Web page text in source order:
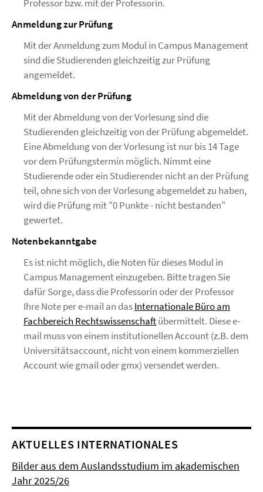
Professor bzw. mit der Professorin.
Anmeldung zur Prüfung
Mit der Anmeldung zum Modul in Campus Management
sind die Studierenden gleichzeitig zur Prüfung
angemeldet.
Abmeldung von der Prüfung
Mit der Abmeldung von der Vorlesung sind die
Studierenden gleichzeitig von der Prüfung abgemeldet.
Eine Abmeldung von der Vorlesung ist nur bis 14 Tage
vor dem Prüfungstermin möglich. Nimmt eine
Studierende oder ein Studierender nicht an der Prüfung
teil, ohne sich von der Vorlesung abgemeldet zu haben,
wird die Prüfung mit "0 Punkte - nicht bestanden"
gewertet.
Notenbekanntgabe
Es ist nicht möglich, die Noten für dieses Modul in
Campus Management einzugeben. Bitte tragen Sie
dafür Sorge, dass die Professorin oder der Professor
Ihre Note per e-mail an dasInternationale Büro am
Fachbereich Rechtswissenschaftübermittelt. Diese e-
mail muss von einem institutionellen Account (z.B. dem
Universitätsaccount, nicht von einem kommerziellen
Account wie gmail oder gmx) versendet werden.
AKTUELLES INTERNATIONALES
Bilder aus dem Auslandsstudium im akademischen
Jahr 2025/26